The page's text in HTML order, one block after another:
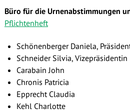
Büro für die Urnenabstimmungen
Pflichtenheft
Schönenberger Daniela,
Schneider Silvia, Vizepräsidentin
Carabain John
Chronis Patricia
Epprecht Claudia
Kehl Charlotte